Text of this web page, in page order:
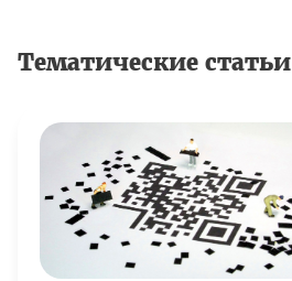
Тематические статьи